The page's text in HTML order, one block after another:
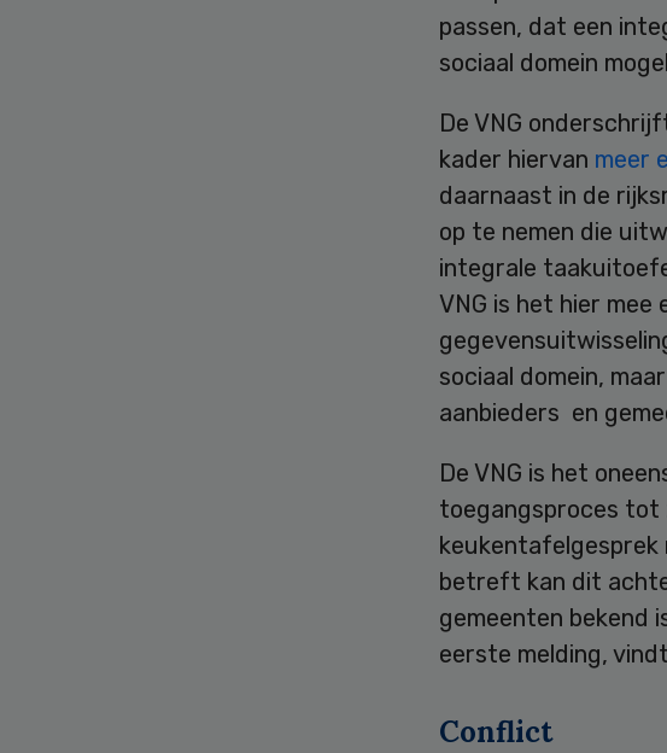
passen, dat een
sociaal domein
De VNG
kader hiervan meer
daarnaast in de
op te nemen die
integrale
VNG is het hier
sociaal domein,
aanbieders en
De VNG is het
toegangsproces tot
keukentafelgesprek
betreft kan dit
gemeenten bekend
eerste melding,
Conflict